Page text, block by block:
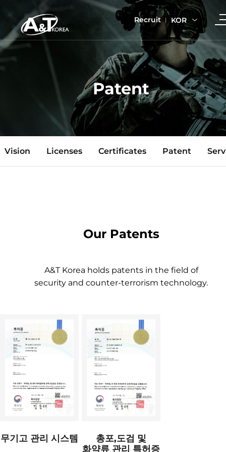
Recruit KOR
Patent
Vision Licenses Certificates Patent
Our Patents
A&T Korea holds patents in the field of
security and counter-terrorism technology.
무기고 관리 시스템
총포,도검 및
화약류 관리 특허증